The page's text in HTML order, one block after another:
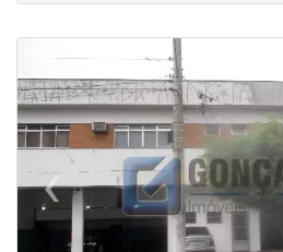
‹Previous